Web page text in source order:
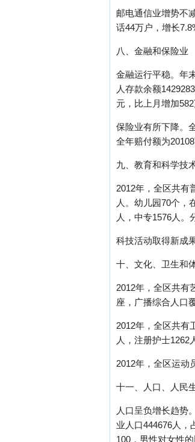
邮电通信业增势不
话44万户，增长
八、金融和保险业
金融运行平稳。年
人存款余额
元，比上月增加
保险业有所下降。
全年赔付额为
九、教育和科学技
2012年，全区共有
人。幼儿园70个，
人，中专1576人。
科技活动取得新成
十、文化、卫生和
2012年，全区共有
座，广播综合人口
2012年，全区共有
人，注册护士1262
2012年，全区运动
十一、人口、人民
人口呈负增长趋势
业人口444676人，
100，男性对女性